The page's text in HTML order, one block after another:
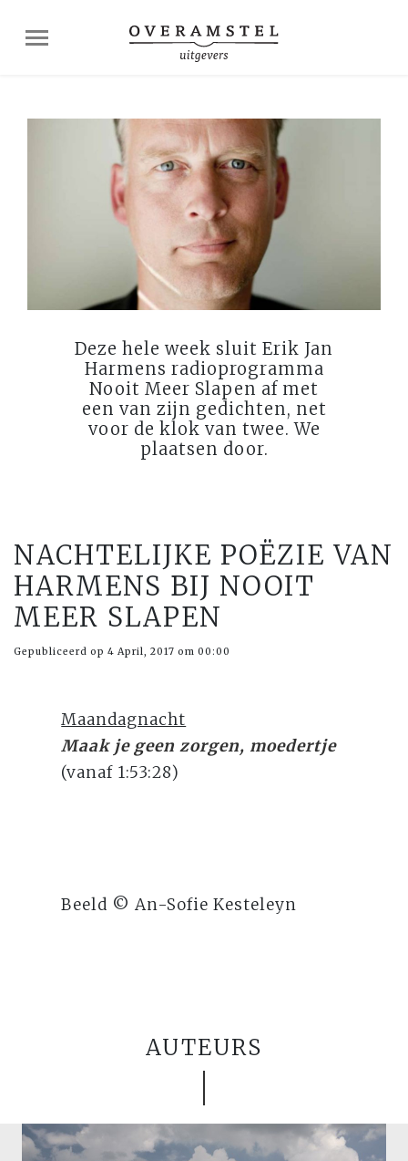
Deze hele week sluit Erik Jan
Harmens radioprogramma
Nooit Meer Slapen af met
een van zijn gedichten, net
voor de klok van twee. We
plaatsen door.
NACHTELIJKE POËZIE VAN
HARMENS BIJ NOOIT
MEER SLAPEN
Gepubliceerd op 4 April, 2017 om 00:00
Maandagnacht
Maak je geen zorgen, moedertje
(vanaf 1:53:28)
Beeld © An-Sofie Kesteleyn
AUTEURS